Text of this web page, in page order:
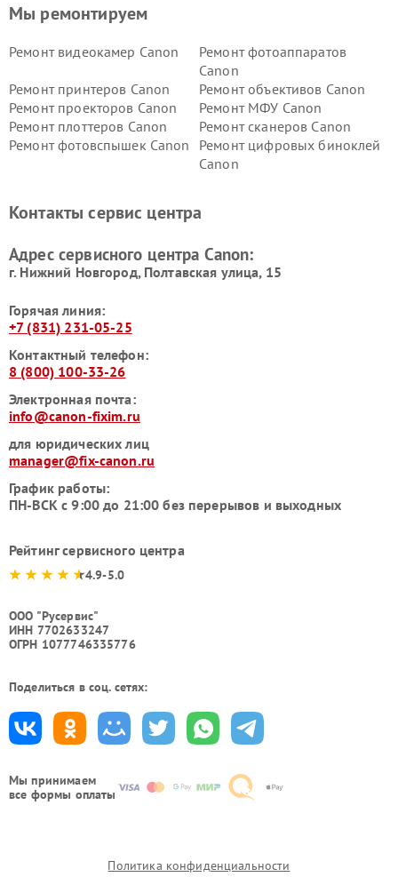
Мы принимаем
все формы оплаты
Мы ремонтируем
Ремонт видеокамер Canon
Ремонт фотоаппаратов
Canon
Ремонт принтеров Canon
Ремонт объективов Canon
Ремонт проекторов Canon
Ремонт МФУ Canon
Ремонт плоттеров Canon
Ремонт сканеров Canon
Ремонт фотовспышек Canon
Ремонт цифровых биноклей
Canon
Контакты сервис центра
Адрес сервисного центра Canon:
г. Нижний Новгород, Полтавская улица, 15
Горячая линия:
+7 (831) 231-05-25
Контактный телефон:
8 (800) 100-33-26
Электронная почта:
info@canon-fixim.ru
для юридических лиц
manager@fix-canon.ru
График работы:
ПН-ВСК с 9:00 до 21:00 без перерывов и выходных
Рейтинг сервисного центра
4.9-5.0
ООО "Русервис"
ИНН 7702633247
ОГРН 1077746335776
Поделиться в соц. сетях:
Политика конфиденциальности